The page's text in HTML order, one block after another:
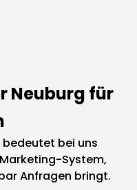
Neuburg für
bei uns
System,
Anfragen bringt.